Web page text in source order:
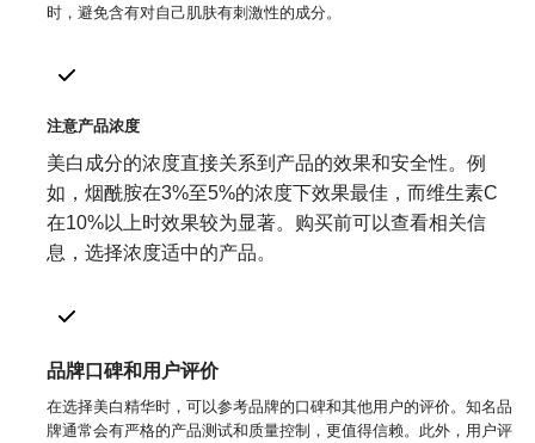
时，避免含有对自己肌肤有刺激性的成分。
注意产品浓度
美白成分的浓度直接关系到产品的效果和安全性。例
如，烟酰胺在3%至5%的浓度下效果最佳，而维生素C
在10%以上时效果较为显著。购买前可以查看相关信
息，选择浓度适中的产品。
品牌口碑和用户评价
在选择美白精华时，可以参考品牌的口碑和其他用户的评价。知名品
牌通常会有严格的产品测试和质量控制，更值得信赖。此外，用户评